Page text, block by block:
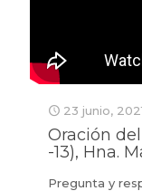
23 junio,
Oración
-13), Hna.
Pregunta y